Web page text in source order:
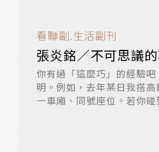
看聯副.生活副刊
張炎銘／不可思議
你有過「這麼巧」的經驗
明。例如，去年某日我搭
一車廂、同號座位。若你